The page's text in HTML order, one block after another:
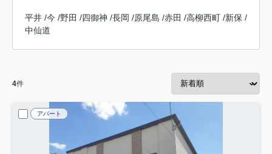
平井 /今 /野田 /四御神 /長岡 /原尾島 /赤田 /高柳西町 /新保 /
中仙道
4件
アパート